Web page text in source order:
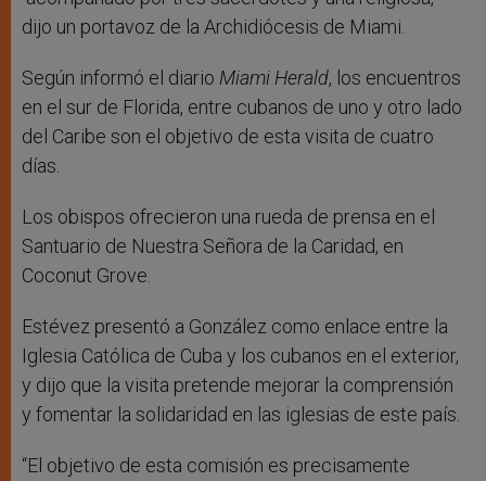
dijo un portavoz de la Archidiócesis de Miami.
Según informó el diario Miami Herald, los encuentros
en el sur de Florida, entre cubanos de uno y otro lado
del Caribe son el objetivo de esta visita de cuatro
días.
Los obispos ofrecieron una rueda de prensa en el
Santuario de Nuestra Señora de la Caridad, en
Coconut Grove.
Estévez presentó a González como enlace entre la
Iglesia Católica de Cuba y los cubanos en el exterior,
y dijo que la visita pretende mejorar la comprensión
y fomentar la solidaridad en las iglesias de este país.
“El objetivo de esta comisión es precisamente